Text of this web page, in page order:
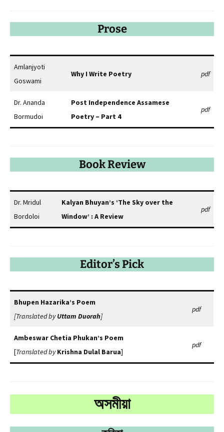
Prose
Amlanjyoti
Goswami
Why I Write Poetry pdf
Dr. Ananda
Bormudoi
Post Independence Assamese
Poetry – Part 4
pdf
Book Review
Dr. Mridul
Bordoloi
Kalyan Bhuyan’s ‘The Sky over the
Window’ : A Review
pdf
Editor’s Pick
Bhupen Hazarika’s Poem
[Translated byUttam Duorah]
pdf
Ambeswar Chetia Phukan’s Poem
[Translated by Krishna Dulal Barua]
pdf
অসমীয়া